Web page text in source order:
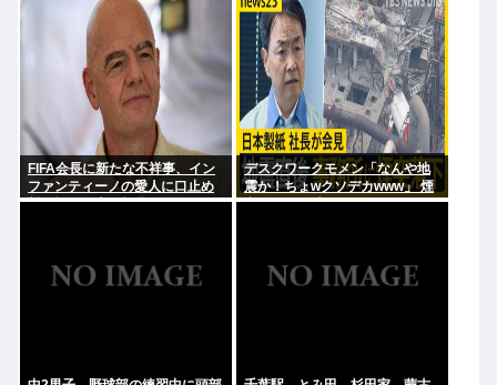
FIFA会長に新たな不祥事、イン
ファンティーノの愛人に口止め
料を払った事が報道される
デスクワークモメン「なんや地
震か！ちょwクソデカwww」 煙
突ドーン 死亡